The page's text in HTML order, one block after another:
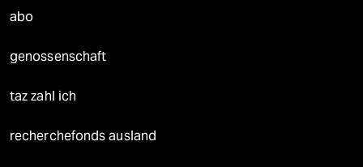
abo
genossenschaft
taz zahl ich
recherchefonds ausland